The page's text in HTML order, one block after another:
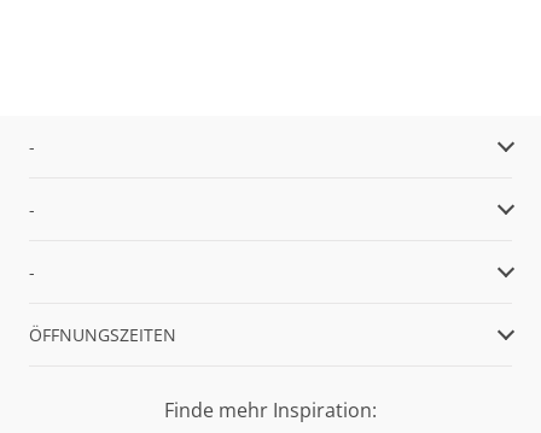
-
-
-
ÖFFNUNGSZEITEN
Finde mehr Inspiration: